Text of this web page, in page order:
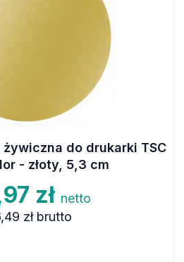
do drukarki TSC
- złoty, 5,3 cm
zł netto
zł brutto